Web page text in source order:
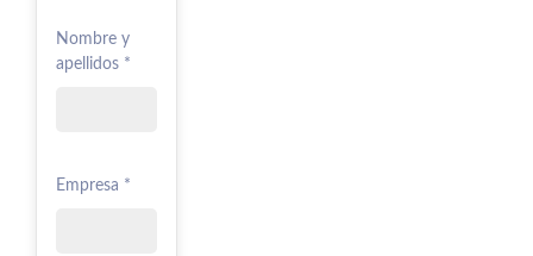
Nombre y
apellidos *
Empresa *